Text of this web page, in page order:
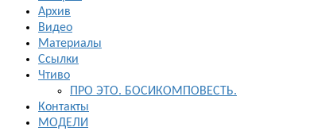
Архив
Видео
Материалы
Ссылки
Чтиво
ПРО ЭТО. БОСИКОМПОВЕСТЬ.
Контакты
МОДЕЛИ